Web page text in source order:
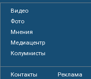
Видео
Фото
Мнения
Медиацентр
Колумнисты
Контакты Реклама